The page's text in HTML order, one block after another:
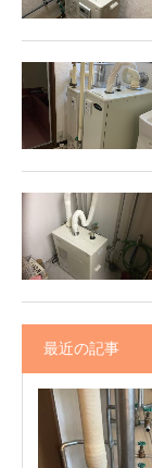
最近の記事